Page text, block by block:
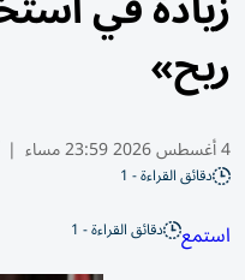
ريح»
4 أغسطس 2026 23:59 مساء |
دقائق القراءة - 1
استمع دقائق القراءة - 1